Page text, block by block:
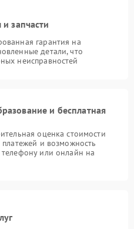
запчасти
гарантия на
детали, что
неисправностей
и бесплатная
оценка стоимости
платежей и возможность
или онлайн на